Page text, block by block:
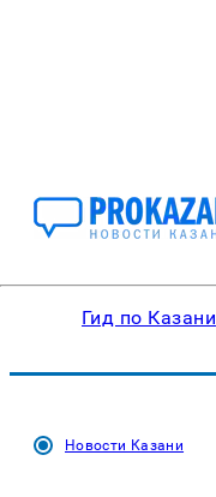
Гид по Казани
Новости Казани